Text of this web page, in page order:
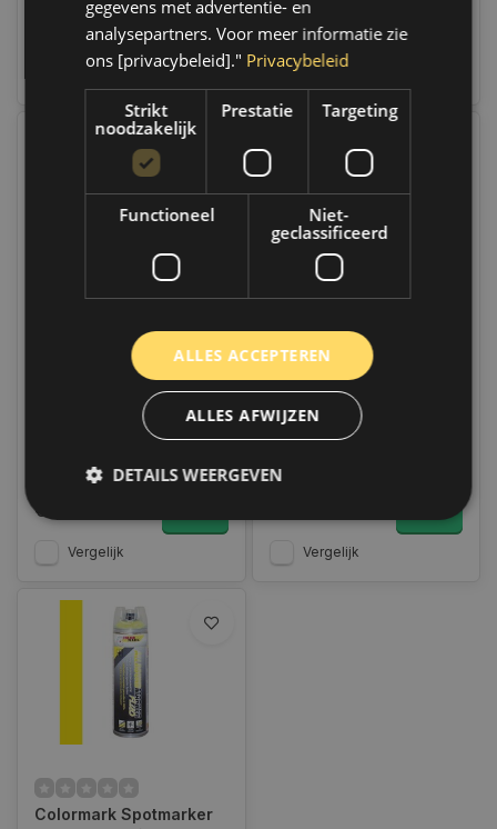
€5,65
Colormark Spotmarker
allround 360° - Fluor
Roze - 500 ML
Op voorraad verzending
binnen 1 a 2 werkdagen.
verzending. (NL & BE)
€5,65
Vergelijk
Colormark Spotmarker
allround 360° - Fluor
Rood - 500 ML
Op voorraad
Op voorraad verzending
binnen 1 a 2 werkdagen.
verzending. (NL & BE)
Vergelijk
Colormark Spotmarker
gegevens met advertentie- en
analysepartners. Voor meer informatie zie
ons [privacybeleid]." Privacybeleid
Strikt
noodzakelijk
Prestatie Targeting
Functioneel
Niet-
geclassificeerd
ALLES ACCEPTEREN
ALLES AFWIJZEN
DETAILS WEERGEVEN
Strikt noodzakelijk Prestatie
Targeting
Strikt noodzakelijke cookies maken de
kernfunctionaliteiten van de website mogelijk, zoals
gebruikersaanmelding en accountbeheer. De
website kan niet goed worden gebruikt zonder de
strikt noodzakelijke cookies.
Naam
COOKIELAW_STATS